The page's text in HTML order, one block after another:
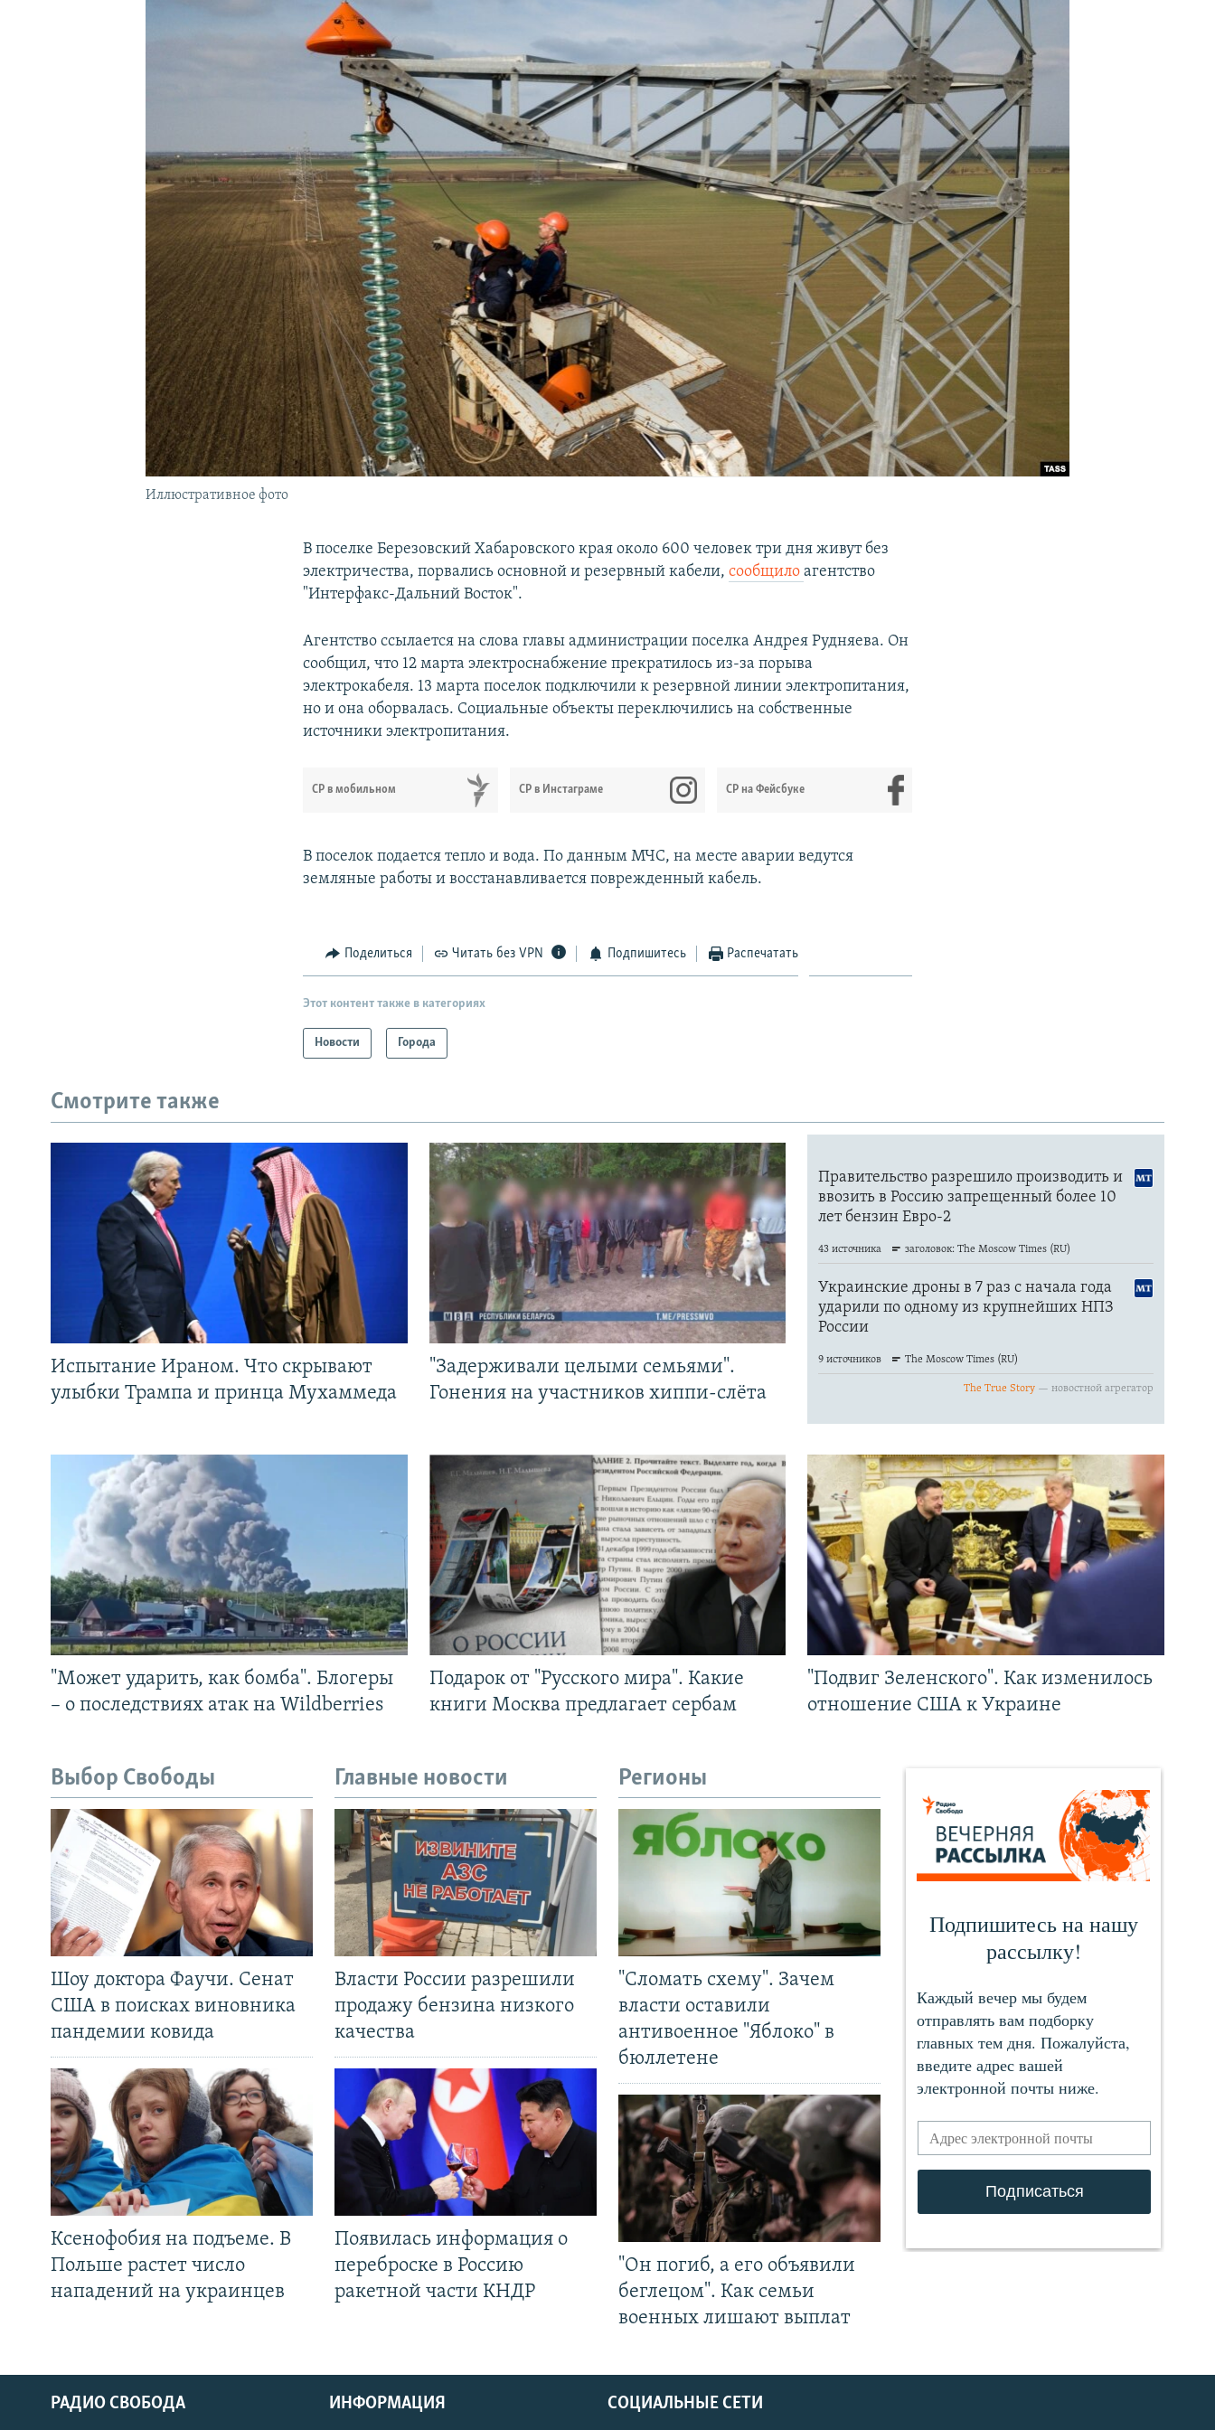
Иллюстративное фото
В поселке Березовский Хабаровского края около 600 человек три дня живут без
электричества, порвались основной и резервный кабели,сообщилоагентство
"Интерфакс-Дальний Восток".
Агентство ссылается на слова главы администрации поселка Андрея Рудняева. Он
сообщил, что 12 марта электроснабжение прекратилось из-за порыва
электрокабеля. 13 марта поселок подключили к резервной линии электропитания,
но и она оборвалась. Социальные объекты переключились на собственные
источники электропитания.
СР в мобильном СР в Инстаграме СР на Фейсбуке
В поселок подается тепло и вода. По данным МЧС, на месте аварии ведутся
земляные работы и восстанавливается поврежденный кабель.
Поделиться Читать без VPN Подпишитесь Распечатать
Этот контент также в категориях
Новости Города
Смотрите также
Испытание Ираном. Что скрывают
улыбки Трампа и принца Мухаммеда
"Задерживали целыми семьями".
Гонения на участников хиппи-слёта
"Может ударить, как бомба". Блогеры
– о последствиях атак на Wildberries
Подарок от "Русского мира". Какие
книги Москва предлагает сербам
"Подвиг Зеленского". Как изменилось
отношение США к Украине
Выбор Свободы
Шоу доктора Фаучи. Сенат
США в поисках виновника
пандемии ковида
Ксенофобия на подъеме. В
Польше растет число
нападений на украинцев
Главные новости
Власти России разрешили
продажу бензина низкого
качества
Появилась информация о
переброске в Россию
ракетной части КНДР
Регионы
"Сломать схему". Зачем
власти оставили
антивоенное "Яблоко" в
бюллетене
"Он погиб, а его объявили
беглецом". Как семьи
военных лишают выплат
СОЦИАЛЬНЫЕ СЕТИ
РАДИО СВОБОДА ИНФОРМАЦИЯ